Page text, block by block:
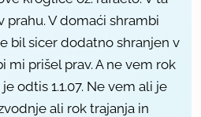
prahu. V domaći shrambi
bil sicer dodatno shranjen v
mi prišel prav. A ne vem rok
odtis 1.1.07. Ne vem ali je
ali rok trajanja in